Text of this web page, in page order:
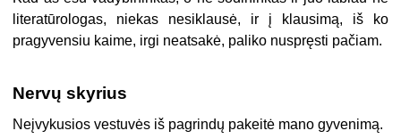
literatūrologas, niekas nesiklausė, ir į klausimą, iš ko
pragyvensiu kaime, irgi neatsakė, paliko nuspręsti pačiam.
Nervų skyrius
Neįvykusios vestuvės iš pagrindų pakeitė mano gyvenimą.